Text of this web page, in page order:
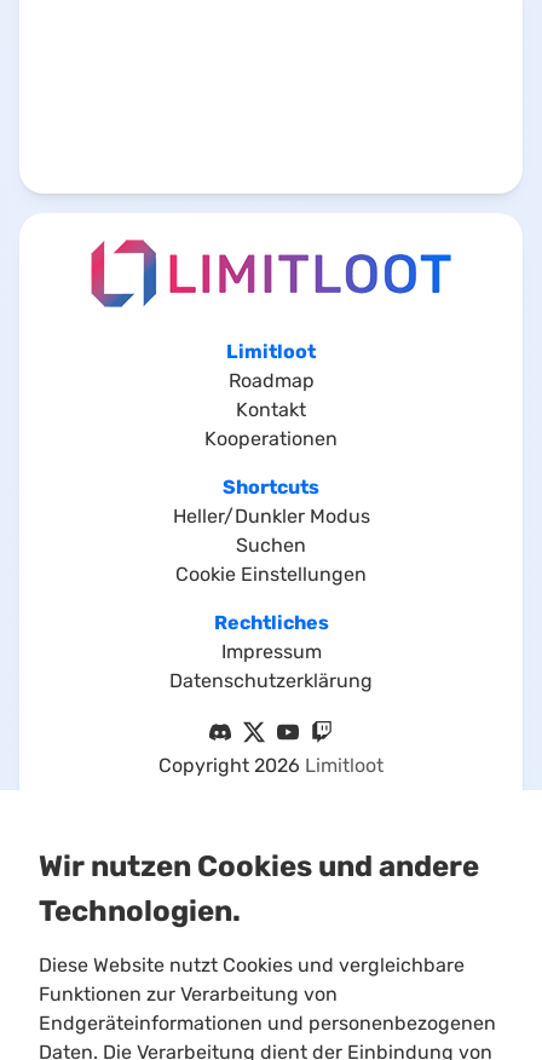
Limitloot
Roadmap
Kontakt
Kooperationen
Shortcuts
Heller/Dunkler Modus
Suchen
Cookie Einstellungen
Rechtliches
Impressum
Datenschutzerklärung
Copyright 2026 Limitloot
Wir nutzen Cookies und andere
Technologien.
Diese Website nutzt Cookies und vergleichbare
Funktionen zur Verarbeitung von
Endgeräteinformationen und personenbezogenen
Daten. Die Verarbeitung dient der Einbindung von